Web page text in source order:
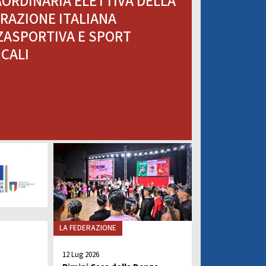
ITALIANA
E SPORT
LA FEDERAZIONE
12 Lug 2026